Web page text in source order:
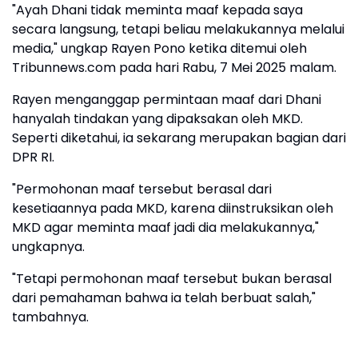
"Ayah Dhani tidak meminta maaf kepada saya
secara langsung, tetapi beliau melakukannya melalui
media," ungkap Rayen Pono ketika ditemui oleh
Tribunnews.com pada hari Rabu, 7 Mei 2025 malam.
Rayen menganggap permintaan maaf dari Dhani
hanyalah tindakan yang dipaksakan oleh MKD.
Seperti diketahui, ia sekarang merupakan bagian dari
DPR RI.
"Permohonan maaf tersebut berasal dari
kesetiaannya pada MKD, karena diinstruksikan oleh
MKD agar meminta maaf jadi dia melakukannya,"
ungkapnya.
"Tetapi permohonan maaf tersebut bukan berasal
dari pemahaman bahwa ia telah berbuat salah,"
tambahnya.